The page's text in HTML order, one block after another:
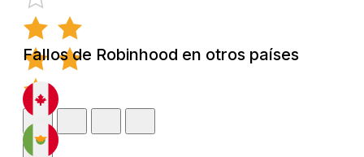
Fallos de Robinhood en otros países